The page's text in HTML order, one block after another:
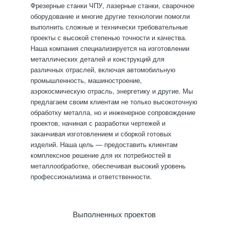
Фрезерные станки ЧПУ, лазерные станки, сварочное
оборудование и многие другие технологии помогли
выполнить сложные и технически требовательные
проекты с высокой степенью точности и качества.
Наша компания специализируется на изготовлении
металлических деталей и конструкций для
различных отраслей, включая автомобильную
промышленность, машиностроение,
аэрокосмическую отрасль, энергетику и другие. Мы
предлагаем своим клиентам не только высокоточную
обработку металла, но и инженерное сопровождение
проектов, начиная с разработки чертежей и
заканчивая изготовлением и сборкой готовых
изделий. Наша цель — предоставить клиентам
комплексное решение для их потребностей в
металлообработке, обеспечивая высокий уровень
профессионализма и ответственности.
Выполненных проектов